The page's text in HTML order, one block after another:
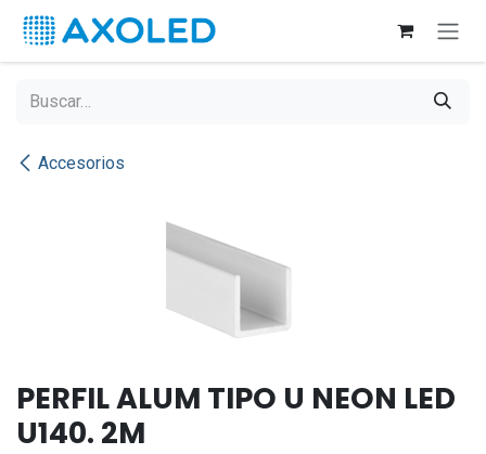
Ir al contenido
Accesorios
PERFIL ALUM TIPO U NEON LED
U140. 2M